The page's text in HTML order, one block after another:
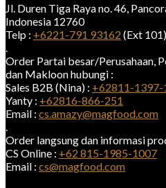
Jl. Duren Tiga Raya no. 46,
Indonesia 12760
Telp : +6221-791 93162 (Ext 101)
Order Partai besar/Perusahaan,
dan Makloon hubungi :
Sales B2B (Nina) : +62811-1397-
Yanty : +62816-866-251
Email : cs.amazy@magfood.com
Order langsung dan informasi
CS Online : +62 815-1985-1007
Email : cs@magfood.com